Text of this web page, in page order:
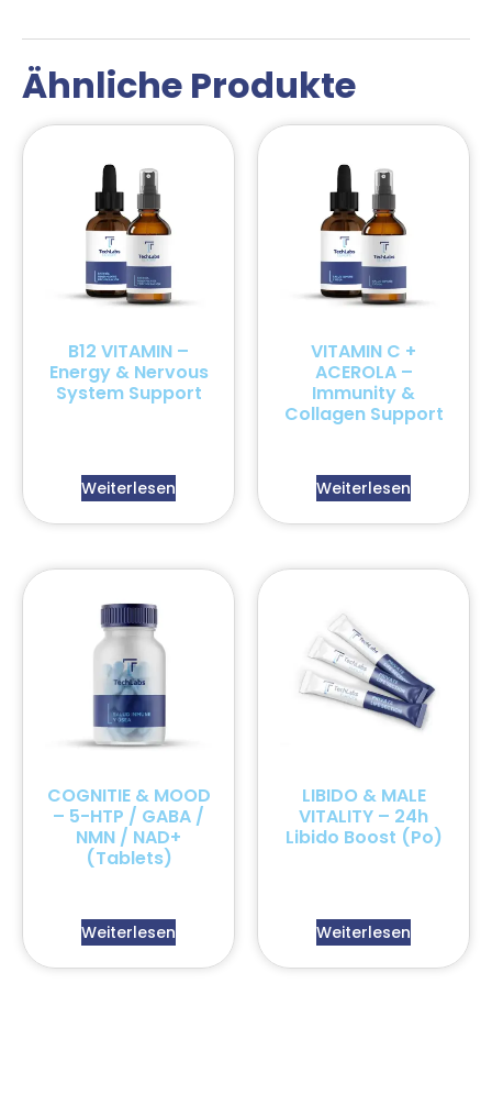
Ähnliche Produkte
B12 VITAMIN –
Energy & Nervous
System Support
Weiterlesen
VITAMIN C +
ACEROLA –
Immunity &
Collagen Support
Weiterlesen
COGNITIE & MOOD
– 5-HTP / GABA /
NMN / NAD+
(Tablets)
Weiterlesen
LIBIDO & MALE
VITALITY – 24h
Libido Boost (Po)
Weiterlesen